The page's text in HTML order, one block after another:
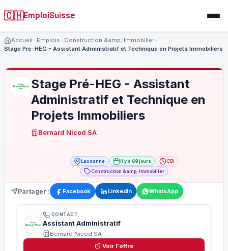
🇨🇭EmploiSuisse
Accueil Emplois
Construction &amp; Immobilier
Stage Pré-HEG - Assistant Administratif et Technique en Projets Immobiliers
Stage Pré-HEG - Assistant
Administratif et Technique en
Projets Immobiliers
Bernard Nicod SA
Lausanne Il y a 69 jours
CDI
Construction &amp; Immobilier
Partager : Facebook LinkedIn WhatsApp
CONTACT
Assistant Administratif
Bernard Nicod SA
Voir l'offre